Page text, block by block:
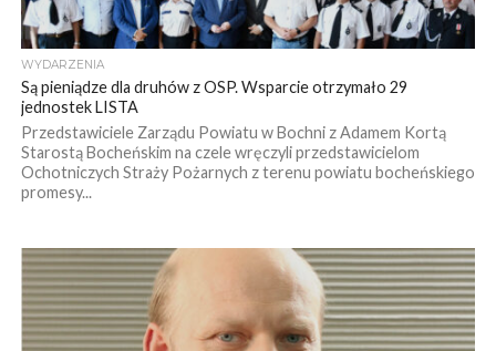
WYDARZENIA
Są pieniądze dla druhów z OSP. Wsparcie otrzymało 29
jednostek LISTA
Przedstawiciele Zarządu Powiatu w Bochni z Adamem Kortą
Starostą Bocheńskim na czele wręczyli przedstawicielom
Ochotniczych Straży Pożarnych z terenu powiatu bocheńskiego
promesy...